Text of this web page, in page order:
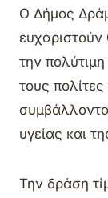
Ο Δήμος
ευχαριστούν
την
τους
υγείας και
Την δράση